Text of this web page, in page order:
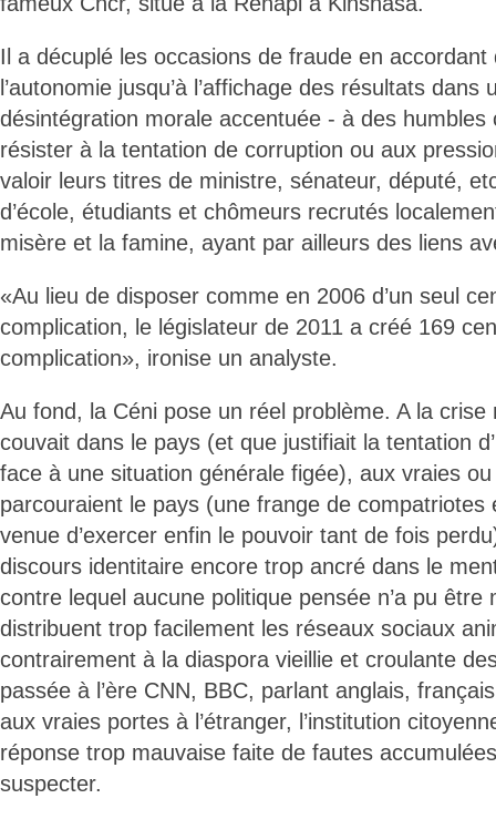
Il a décuplé les occasions de fraude en accordant
l’autonomie jusqu’à l’affichage des résultats dans
désintégration morale accentuée - à des humbles
résister à la tentation de corruption ou aux
valoir leurs titres de ministre, sénateur, député,
d’école, étudiants et chômeurs recrutés
misère et la famine, ayant par ailleurs des liens
«Au lieu de disposer comme en 2006 d’un seul
complication, le législateur de 2011 a créé 169
complication», ironise un analyste.
Au fond, la Céni pose un réel problème. A la crise
couvait dans le pays (et que justifiait la tentation
face à une situation générale figée), aux vraies
parcouraient le pays (une frange de compatriotes
venue d’exercer enfin le pouvoir tant de fois
discours identitaire encore trop ancré dans le
contre lequel aucune politique pensée n’a pu être
distribuent trop facilement les réseaux sociaux
contrairement à la diaspora vieillie et croulante
passée à l’ère CNN, BBC, parlant anglais,
aux vraies portes à l’étranger, l’institution
réponse trop mauvaise faite de fautes
suspecter.